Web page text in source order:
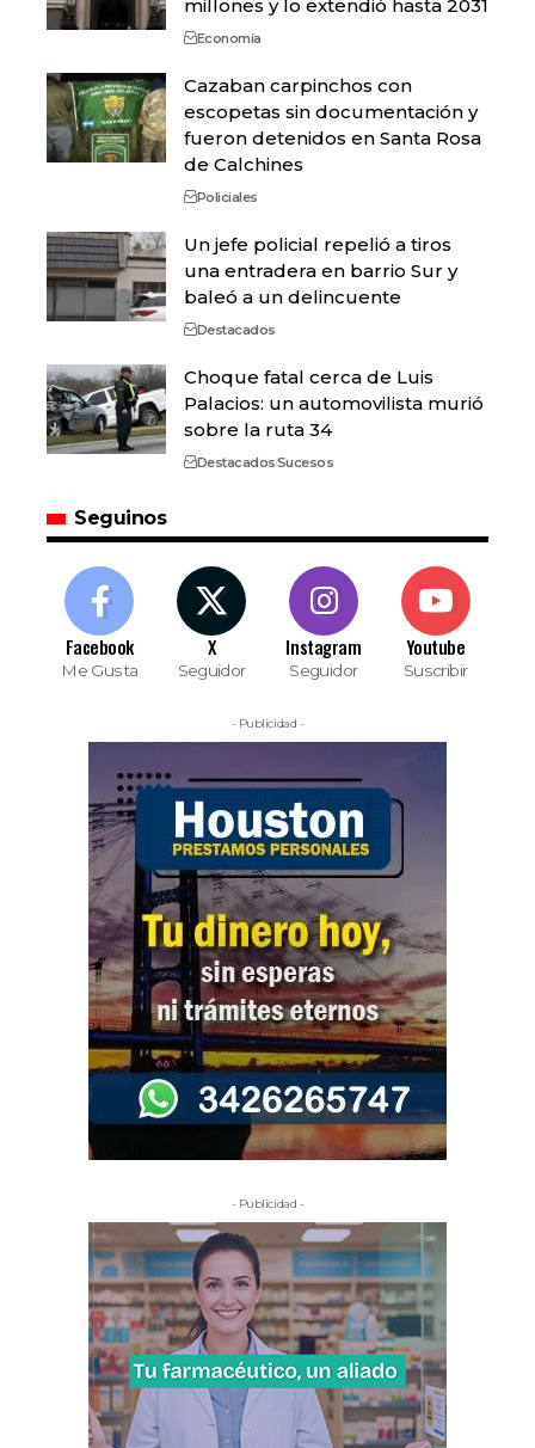
millones y lo extendió hasta 2031
Economía
Cazaban carpinchos con
escopetas sin documentación y
fueron detenidos en Santa Rosa
de Calchines
Policiales
Un jefe policial repelió a tiros
una entradera en barrio Sur y
baleó a un delincuente
Destacados
Choque fatal cerca de Luis
Palacios: un automovilista murió
sobre la ruta 34
DestacadosSucesos
Seguinos
Facebook
Me Gusta
X
Seguidor
Instagram
Seguidor
Youtube
Suscribir
- Publicidad -
- Publicidad -